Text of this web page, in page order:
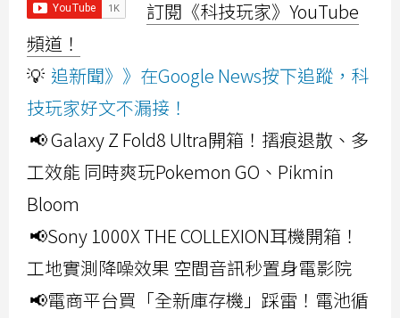
訂閱《科技玩家》YouTube
頻道！
💡 追新聞》》在Google News按下追蹤，科
技玩家好文不漏接！
📢 Galaxy Z Fold8 Ultra開箱！摺痕退散、多
工效能 同時爽玩Pokemon GO、Pikmin
Bloom
📢Sony 1000X THE COLLEXION耳機開箱！
工地實測降噪效果 空間音訊秒置身電影院
📢電商平台買「全新庫存機」踩雷！電池循